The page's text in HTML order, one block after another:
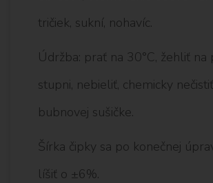
tričiek, sukní, nohavíc.
Údržba: prať na 30°C, žehliť na
stupni, nebieliť, chemicky
bubnovej sušičke.
Šírka čipky sa po konečnej
líšiť o ±6%.